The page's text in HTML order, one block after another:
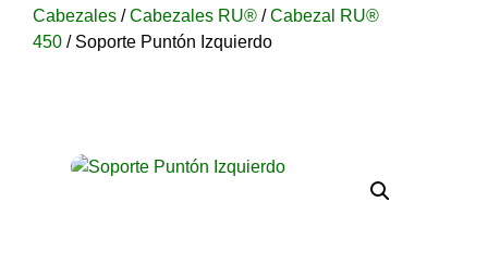
Cabezales /Cabezales RU® /Cabezal RU®
450 / Soporte Puntón Izquierdo